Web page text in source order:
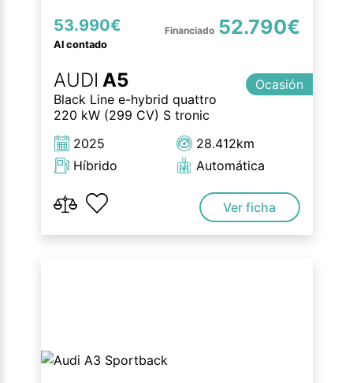
53.990€
Al contado
52.790€
AUDI A5
Black Line e-hybrid quattro
220 kW (299 CV) S tronic
Ocasión
2025
Híbrido
28.412km
Automática
Ver ficha